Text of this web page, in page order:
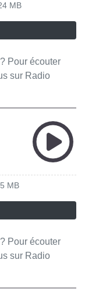
MB
sur Radio
MB
sur Radio